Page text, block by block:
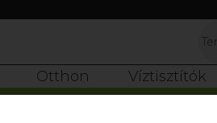
Otthon Víztisztítók